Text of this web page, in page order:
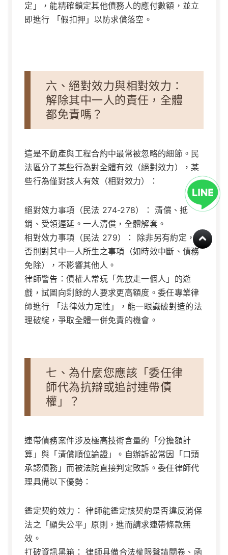
定」
，能精確鎖定其他債務人的應付數額，並立
即進行 「假扣押」以防求償落空。
六、絕對效力與相對效力：
解除其中一人的責任，全體
都免責嗎？
這是不動產與工程合約中最常被忽略的細節。民
法區分了某些行為對全體有效（絕對效力），某
些行為僅對該人有效（相對效力）：
絕對效力事項（民法 274-278）： 清償、抵
銷、受領遲延。一人清償，全體解套。
相對效力事項（民法 279）：
除非另有約定，
否則對其中一人所生之事項（如時效中斷、債務
免除），不影響其他人。
律師警告：債權人常玩「先放走一個人」的遊
戲，試圖向剩餘的人要求更高額度。委任專業律
師進行 「法律效力定性」，能一眼識破對造的法
理破綻，爭取全體一併免責的機會。
七、為什麼您應該「委任律
師代為抗辯或追討連帶債
權」？
連帶債務案件涉及極高技術含量的「分擔額計
算」與「清償順位論證」。自辦訴訟常因「口頭
承認債務」而被法院直接判定敗訴。委任律師代
理具備以下優勢：
鑑定契約效力： 律師能鑑定該契約是否違反消保
法之「顯失公平」原則，進而請求連帶條款無
效。
打破資訊黑箱： 律師具備合法權限聲請閱卷、函